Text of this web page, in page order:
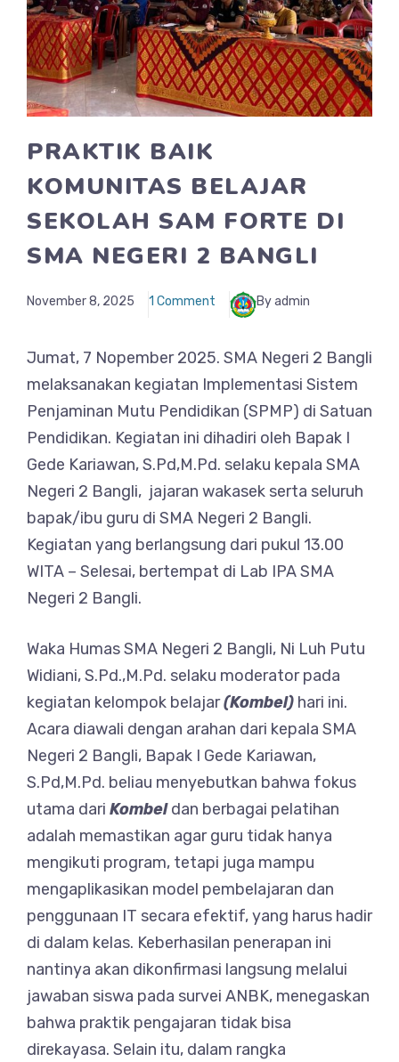
PRAKTIK BAIK
KOMUNITAS BELAJAR
SEKOLAH SAM FORTE DI
SMA NEGERI 2 BANGLI
November 8, 2025 1 Comment By admin
Jumat, 7 Nopember 2025. SMA Negeri 2 Bangli
melaksanakan kegiatan Implementasi Sistem
Penjaminan Mutu Pendidikan (SPMP) di Satuan
Pendidikan. Kegiatan ini dihadiri oleh Bapak I
Gede Kariawan, S.Pd,M.Pd. selaku kepala SMA
Negeri 2 Bangli, jajaran wakasek serta seluruh
bapak/ibu guru di SMA Negeri 2 Bangli.
Kegiatan yang berlangsung dari pukul 13.00
WITA – Selesai, bertempat di Lab IPA SMA
Negeri 2 Bangli.
Waka Humas SMA Negeri 2 Bangli, Ni Luh Putu
Widiani, S.Pd.,M.Pd. selaku moderator pada
kegiatan kelompok belajar(Kombel) hari ini.
Acara diawali dengan arahan dari kepala SMA
Negeri 2 Bangli, Bapak I Gede Kariawan,
S.Pd,M.Pd. beliau menyebutkan bahwa fokus
utama dari Kombeldan berbagai pelatihan
adalah memastikan agar guru tidak hanya
mengikuti program, tetapi juga mampu
mengaplikasikan model pembelajaran dan
penggunaan IT secara efektif, yang harus hadir
di dalam kelas. Keberhasilan penerapan ini
nantinya akan dikonfirmasi langsung melalui
jawaban siswa pada survei ANBK, menegaskan
bahwa praktik pengajaran tidak bisa
direkayasa. Selain itu, dalam rangka